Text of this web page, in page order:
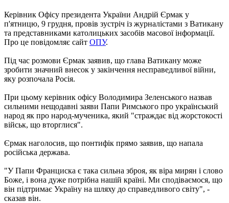
Керівник Офісу президента України Андрій Єрмак у
п'ятницю, 9 грудня, провів зустріч із журналістами з Ватикану
та представниками католицьких засобів масової інформації.
Про це повідомляє сайт ОПУ.
Під час розмови Єрмак заявив, що глава Ватикану може
зробити значний внесок у закінчення несправедливої війни,
яку розпочала Росія.
При цьому керівник офісу Володимира Зеленського назвав
сильними нещодавні заяви Папи Римського про український
народ як про народ-мученика, який "страждає від жорстокості
військ, що вторглися".
Єрмак наголосив, що понтифік прямо заявив, що напала
російська держава.
"У Папи Франциска є така сильна зброя, як віра мирян і слово
Боже, і вона дуже потрібна нашій країні. Ми сподіваємося, що
він підтримає Україну на шляху до справедливого світу", -
сказав він.